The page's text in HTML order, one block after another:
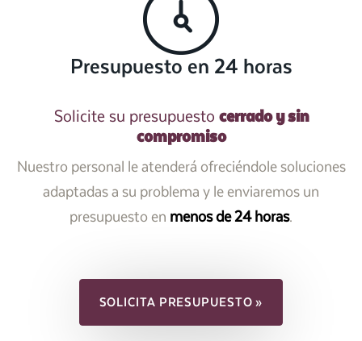
Presupuesto en 24 horas
Solicite su presupuesto cerrado y sin
compromiso
Nuestro personal le atenderá ofreciéndole soluciones
adaptadas a su problema y le enviaremos un
presupuesto en menos de 24 horas.
SOLICITA PRESUPUESTO »